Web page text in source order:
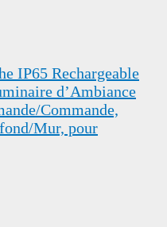
IP65 Rechargeable
d’Ambiance
Commande,
Mur, pour